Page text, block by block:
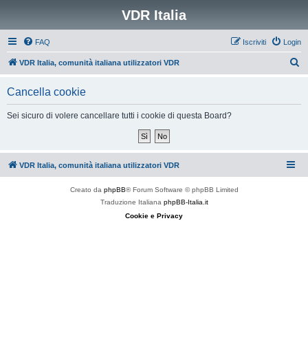
VDR Italia
FAQ Login
Iscriviti
VDR Italia, comunità italiana utilizzatori VDR
Cancella cookie
Sei sicuro di volere cancellare tutti i cookie di questa Board?
VDR Italia, comunità italiana utilizzatori VDR
Creato da phpBB® Forum Software © phpBB Limited
Traduzione Italiana phpBB-Italia.it
Cookie e Privacy